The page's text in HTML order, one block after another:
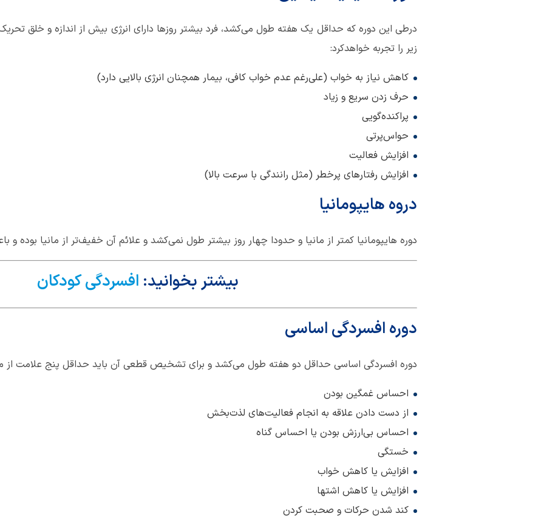
درطی این دوره که حداقل یک هفته طول می‌کشد، فرد بیشتر روزها دارای انرژی بیش از اندازه و خلق
زیر را تجربه خواهد‌کرد:
کاهش نیاز به خواب (علی‌رغم عدم خواب کافی، بیمار همچنان انرژی بالایی دارد)
حرف زدن سریع و زیاد
پراکنده‌گویی
حواس‌پرتی
افزایش فعالیت
افزایش رفتارهای پرخطر (مثل رانندگی با سرعت بالا)
دروه هایپومانیا
دوره‌ هایپومانیا کمتر از مانیا و حدودا چهار روز بیشتر طول نمی‌کشد و علائم آن خفیف‌تر از مانیا بوده
بیشتر بخوانید: افسردگی کودکان
دوره افسردگی اساسی
دوره افسردگی اساسی حداقل دو هفته طول می‌کشد و برای تشخیص قطعی آن باید حداقل پنج علامت از
احساس غمگین بودن
از دست دادن علاقه به انجام فعالیت‌های لذت‌بخش
احساس بی‌ارزش بودن یا احساس گناه
خستگی
افزایش یا کاهش خواب
افزایش یا کاهش اشتها
کند شدن حرکات و صحبت کردن